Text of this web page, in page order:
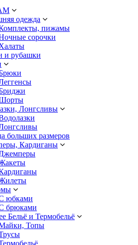
одежда
пижамы
сорочки
и рубашки
Лонгсливы
больших размеров
Кардиганы
юбками
брюками
Бельё и Термобельё
Топы